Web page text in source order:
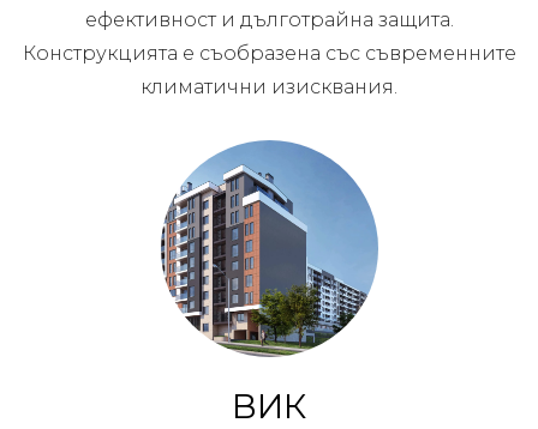
ефективност и дълготрайна защита.
Конструкцията е съобразена със съвременните
климатични изисквания.
ВИК